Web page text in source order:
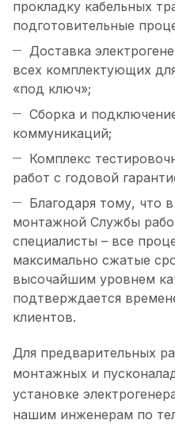
прокладку кабельных
подготовительные
Доставка
всех комплектующих
«под ключ»;
Сборка и
коммуникаций;
Комплекс
работ с годовой
Благодаря тому, что
монтажной Службы
специалисты – все
максимально сжатые
высочайшим уровнем
подтверждается
клиентов.
Для предварительных
монтажных и
установке
нашим инженерам по